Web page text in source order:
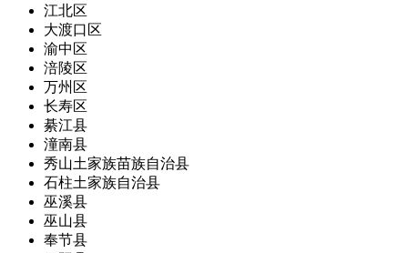
江北区
大渡口区
渝中区
涪陵区
万州区
长寿区
綦江县
潼南县
秀山土家族苗族自治县
石柱土家族自治县
巫溪县
巫山县
奉节县